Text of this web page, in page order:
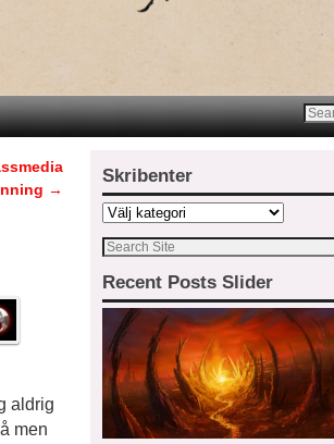
→
aldrig
men
Skribenter
Recent Posts Slider